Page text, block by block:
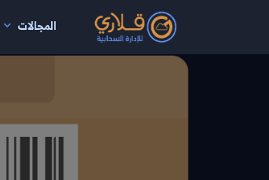
المجالات
انتقال إلى المحتوى الرئيسي